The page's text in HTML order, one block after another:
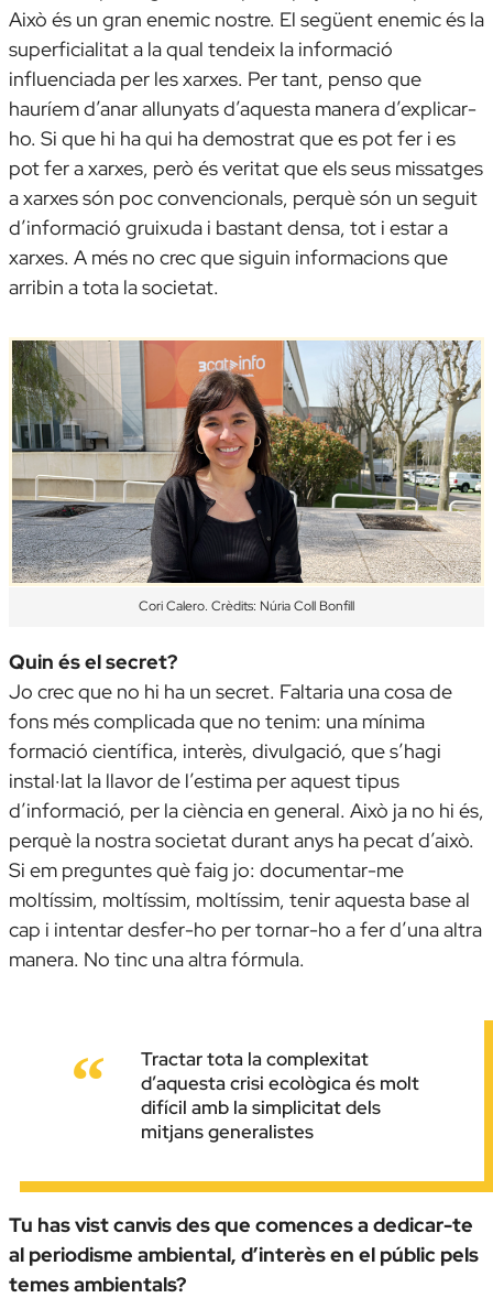
Això és un gran enemic nostre. El següent enemic és la
superficialitat a la qual tendeix la informació
influenciada per les xarxes. Per tant, penso que
hauríem d’anar allunyats d’aquesta manera d’explicar-
ho. Si que hi ha qui ha demostrat que es pot fer i es
pot fer a xarxes, però és veritat que els seus missatges
a xarxes són poc convencionals, perquè són un seguit
d’informació gruixuda i bastant densa, tot i estar a
xarxes. A més no crec que siguin informacions que
arribin a tota la societat.
Cori Calero. Crèdits: Núria Coll Bonfill
Quin és el secret?
Jo crec que no hi ha un secret. Faltaria una cosa de
fons més complicada que no tenim: una mínima
formació científica, interès, divulgació, que s’hagi
instal·lat la llavor de l’estima per aquest tipus
d’informació, per la ciència en general. Això ja no hi és,
perquè la nostra societat durant anys ha pecat d’això.
Si em preguntes què faig jo: documentar-me
moltíssim, moltíssim, moltíssim, tenir aquesta base al
cap i intentar desfer-ho per tornar-ho a fer d’una altra
manera. No tinc una altra fórmula.
Tractar tota la complexitat
d’aquesta crisi ecològica és molt
difícil amb la simplicitat dels
mitjans generalistes
Tu has vist canvis des que comences a dedicar-te
al periodisme ambiental, d’interès en el públic pels
temes ambientals?